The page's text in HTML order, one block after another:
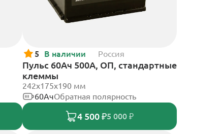
5 В наличии Россия
Пульс 60Ач 500А, ОП, стандартные
клеммы
242x175x190 мм
60АчОбратная полярность
4 500 ₽5 000 ₽